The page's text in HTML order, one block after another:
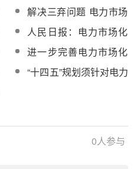
降 清洁能源竞争力增强
解决三弃问题 电力市场
交易被寄厚望
人民日报：电力市场化
再迈大步伐
进一步完善电力市场化
交易机制 煤电用联动能
否突出重围？
“十四五”规划须针对电力
0人参与